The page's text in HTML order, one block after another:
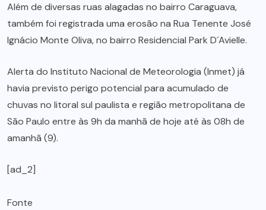
Além de diversas ruas alagadas no bairro Caraguava,
também foi registrada uma erosão na Rua Tenente José
Ignácio Monte Oliva, no bairro Residencial Park D´Avielle.
Alerta do Instituto Nacional de Meteorologia (Inmet) já
havia previsto perigo potencial para acumulado de
chuvas no litoral sul paulista e região metropolitana de
São Paulo entre às 9h da manhã de hoje até às 08h de
amanhã (9).
[ad_2]
Fonte